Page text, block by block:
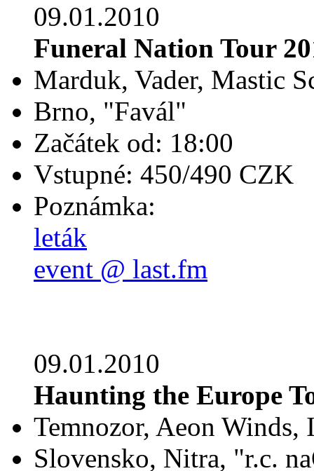
09.01.2010
Funeral Nation Tour
Marduk, Vader, Mastic
Brno, "Favál"
Začátek od: 18:00
Vstupné: 450/490 CZK
Poznámka:
leták
event @ last.fm
09.01.2010
Haunting the Europe
Temnozor, Aeon Winds,
Slovensko, Nitra, "r.c.